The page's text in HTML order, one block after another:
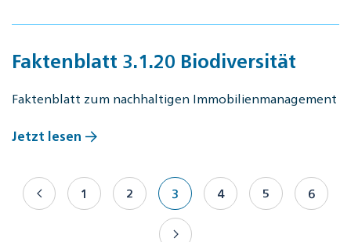
Faktenblatt 3.1.20 Biodiversität
Faktenblatt zum nachhaltigen Immobilienmanagement
Jetzt lesen
1 2 3 4 5 6